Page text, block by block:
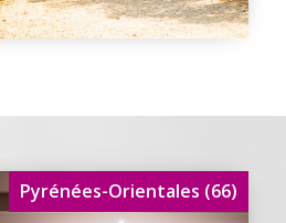
Pyrénées-Orientales (66)